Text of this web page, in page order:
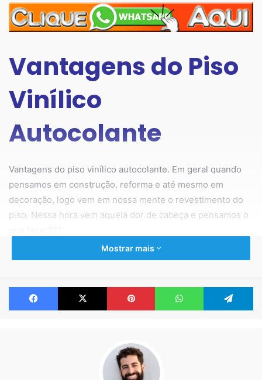
Vantagens do Piso
Vinílico
Autocolante
Vantagens do piso vinílico autocolante. Em geral quando
pensamos em construção, reforma e até mesmo em
decoração, logo vem em nossa mente o revestimento do
piso. Nessa hora vem aquela dor de cabeça e pensamos o
Sinceramente aquele quebra quebra, poeira, sujeira, pó,
pessoas estão em busca de algo mais prático, rápido e
sofisticado. Nesse caso o piso vinílico autocolante pode
Mostrar mais
Facebook X Pinterest WhatsApp